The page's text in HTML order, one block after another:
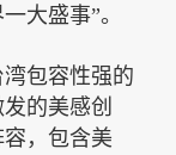
大盛事”。
包容性强的
的美感创
，包含美